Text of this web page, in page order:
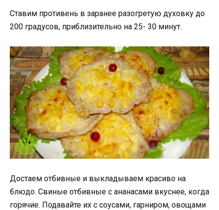
Ставим противень в заранее разогретую духовку до
200 градусов, приблизительно на 25- 30 минут.
Достаем отбивные и выкладываем красиво на
блюдо. Свиные отбивные с ананасами вкуснее, когда
горячие. Подавайте их с соусами, гарниром, овощами